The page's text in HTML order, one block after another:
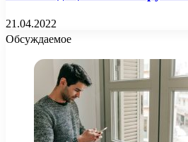
21.04.2022
Обсуждаемое